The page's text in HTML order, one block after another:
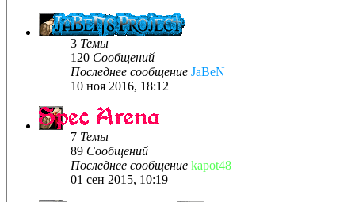
3 Темы
120 Сообщений
Последнее сообщение JaBeN
10 ноя 2016, 18:12
7 Темы
89 Сообщений
Последнее сообщение kapot48
01 сен 2015, 10:19